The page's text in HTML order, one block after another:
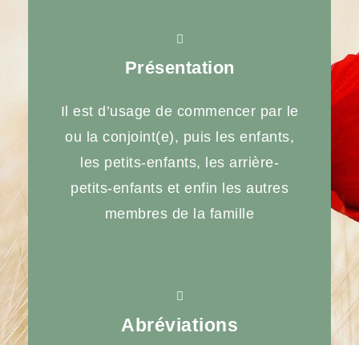
Présentation
Il est d’usage de commencer par le
ou la conjoint(e), puis les enfants,
les petits-enfants, les arrière-
petits-enfants et enfin les autres
membres de la famille
Abréviations